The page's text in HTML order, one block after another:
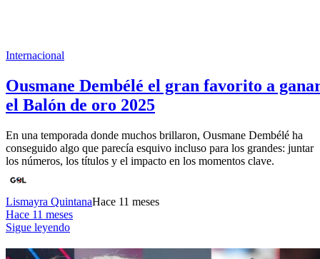
Internacional
Ousmane Dembélé el gran favorito a
el Balón de oro 2025
En una temporada donde muchos brillaron, Ousmane Dembélé ha
conseguido algo que parecía esquivo incluso para los grandes: juntar
los números, los títulos y el impacto en los momentos clave.
Lismayra QuintanaHace 11 meses
Hace 11 meses
Sigue leyendo